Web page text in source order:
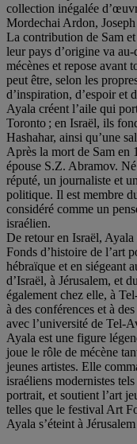
collection inégalée
Mordechai Ardon,
La contribution de Sam
leur pays d’origine va
mécènes et repose avant
peut être, selon les
d’inspiration, d’espoir et
Ayala créent l’aile qui
Toronto ; en Israël, ils
Hashahar, ainsi qu’une
Après la mort de Sam en
épouse S.Z. Abramov.
réputé, un journaliste et
politique. Il est membre
considéré comme un
israélien.
De retour en Israël,
Fonds d’histoire de l’art
hébraïque et en siégeant
d’Israël, à Jérusalem, et
également chez elle, à
à des conférences et à
avec l’université de Tel-
Ayala est une figure
joue le rôle de mécène
jeunes artistes. Elle
israéliens modernistes
portrait, et soutient l’art
telles que le festival Art
Ayala s’éteint à